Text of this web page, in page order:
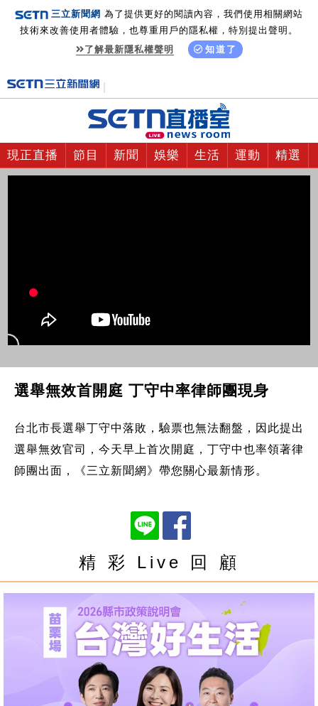
三立新聞網 為了提供更好的閱讀內容，我們使用相關網站
技術來改善使用者體驗，也尊重用戶的隱私權，特別提出聲明。
了解最新隱私權聲明
知道了
現正直播 節目 新聞 娛樂 生活 運動 精選
選舉無效首開庭 丁守中率律師團現身
台北市長選舉丁守中落敗，驗票也無法翻盤，因此提出
選舉無效官司，今天早上首次開庭，丁守中也率領著律
師團出面，《三立新聞網》帶您關心最新情形。
精 彩 Live 回 顧